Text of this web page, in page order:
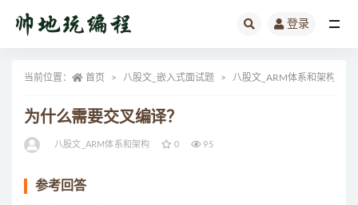
登录
当前位置： 首页 八股文_嵌入式面试题 八股文_ARM体系和架构
为什么需要交叉编译？
八股文_ARM体系和架构 0 95
参考回答